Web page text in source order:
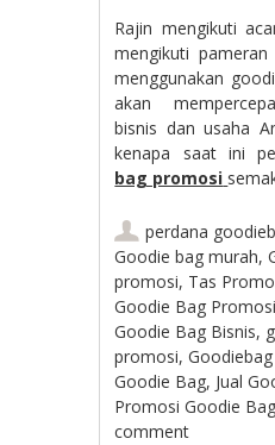
Rajin mengikuti
mengikuti
menggunakan
akan
bisnis dan usaha
kenapa saat ini
bag promosi
perdana
Goodie bag murah,
promosi, Tas
Goodie Bag Promosi
Goodie Bag Bisnis,
promosi,
Goodie Bag, Jual
Promosi Goodie Bag
comment